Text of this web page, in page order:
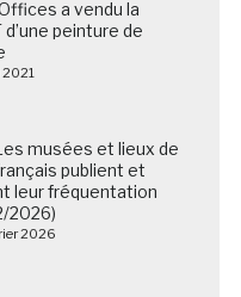
a vendu la
peinture de
musées et lieux de
publient et
leur fréquentation
2026)
2026